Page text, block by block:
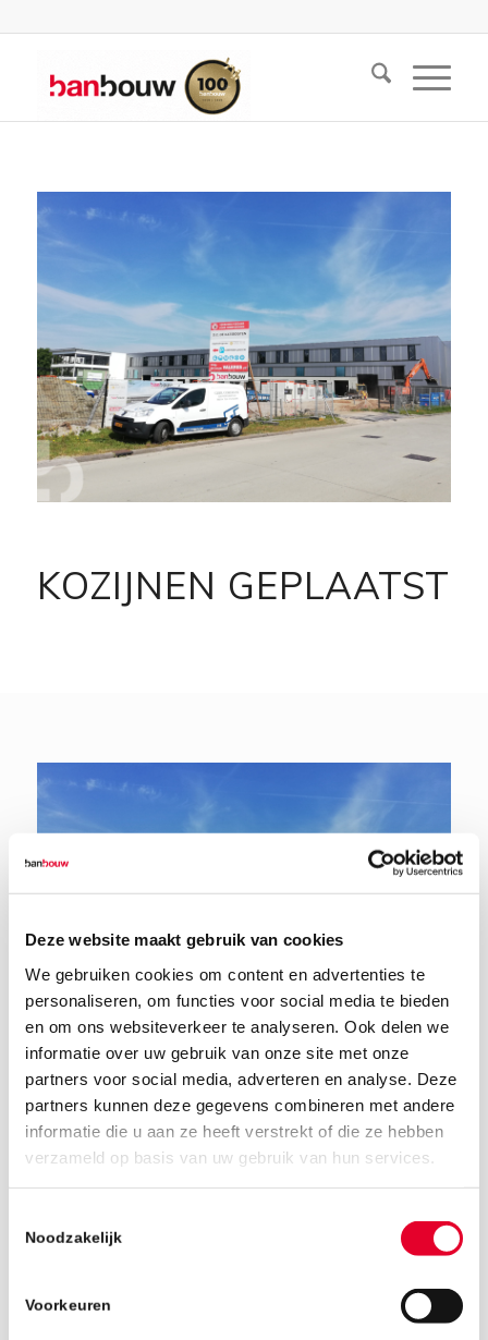
Deze website maakt gebruik van cookies
We gebruiken cookies om content en advertenties te
personaliseren, om functies voor social media te bieden
en om ons websiteverkeer te analyseren. Ook delen we
informatie over uw gebruik van onze site met onze
partners voor social media, adverteren en analyse. Deze
partners kunnen deze gegevens combineren met andere
informatie die u aan ze heeft verstrekt of die ze hebben
verzameld op basis van uw gebruik van hun services.
Noodzakelijk
Voorkeuren
KOZIJNEN GEPLAATST
27 mei 2019